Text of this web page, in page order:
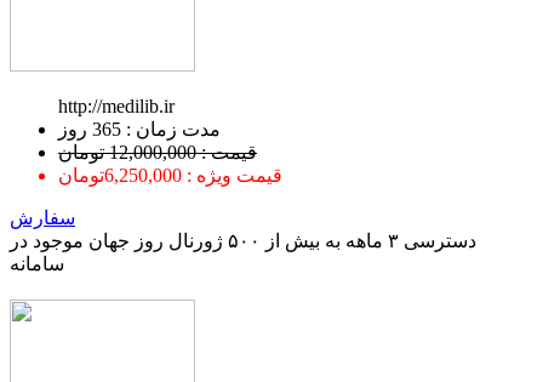
http://medilib.ir
ﻣﺪﺕ ﺯﻣﺎﻥ : 365 ﺭﻭﺯ
قیمت : 12,000,000 تومان
قیمت ویژه : 6,250,000تومان
سفارش
دسترسی ۳ ماهه به بیش از ۵۰۰ ژورنال روز جهان موجود در
سامانه